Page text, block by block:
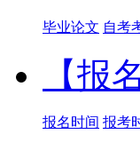
毕业论文 自考
【报
报名时间 报考